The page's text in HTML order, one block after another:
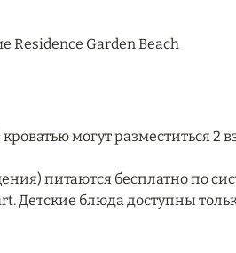
Residence Garden Beach
могут разместиться 2
питаются бесплатно по
Детские блюда доступны